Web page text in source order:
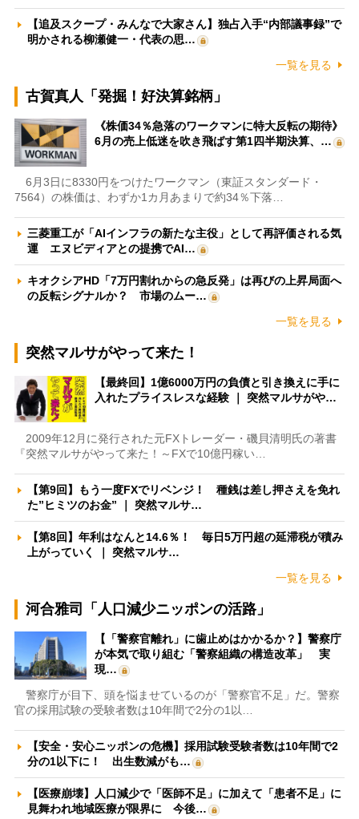
【追及スクープ・みんなで大家さん】独占入手“内部議事録”で
明かされる柳瀬健一・代表の思…
一覧を見る
古賀真人「発掘！好決算銘柄」
《株価34％急落のワークマンに特大反転の期待》
6月の売上低迷を吹き飛ばす第1四半期決算、…
6月3日に8330円をつけたワークマン（東証スタンダード・
7564）の株価は、わずか1カ月あまりで約34％下落…
三菱重工が「AIインフラの新たな主役」として再評価される気
運 エヌビディアとの提携でAI…
キオクシアHD「7万円割れからの急反発」は再びの上昇局面へ
の反転シグナルか？ 市場のムー…
一覧を見る
突然マルサがやって来た！
【最終回】1億6000万円の負債と引き換えに手に
入れたプライスレスな経験 ｜ 突然マルサがや…
2009年12月に発行された元FXトレーダー・磯貝清明氏の著書
『突然マルサがやって来た！～FXで10億円稼い…
【第9回】もう一度FXでリベンジ！ 種銭は差し押さえを免れ
た”ヒミツのお金” ｜ 突然マルサ…
【第8回】年利はなんと14.6％！ 毎日5万円超の延滞税が積み
上がっていく ｜ 突然マルサ…
一覧を見る
河合雅司「人口減少ニッポンの活路」
【「警察官離れ」に歯止めはかかるか？】警察庁
が本気で取り組む「警察組織の構造改革」 実
現…
警察庁が目下、頭を悩ませているのが「警察官不足」だ。警察
官の採用試験の受験者数は10年間で2分の1以…
【安全・安心ニッポンの危機】採用試験受験者数は10年間で2
分の1以下に！ 出生数減がも…
【医療崩壊】人口減少で「医師不足」に加えて「患者不足」に
見舞われ地域医療が限界に 今後…